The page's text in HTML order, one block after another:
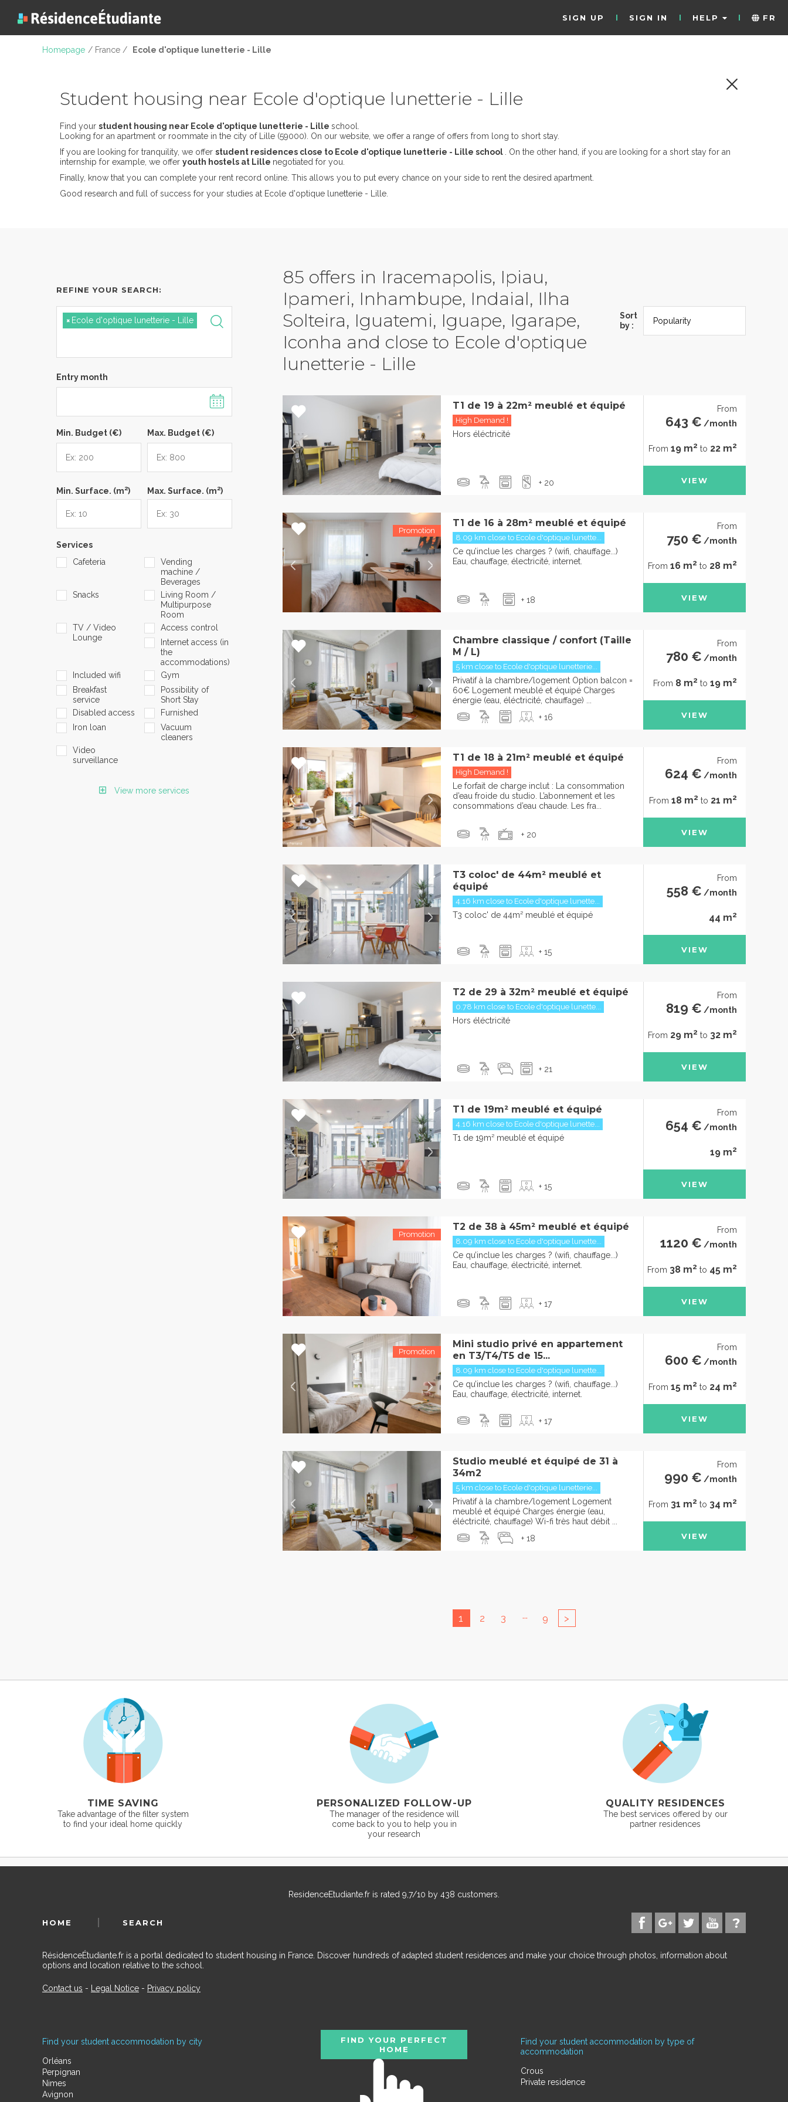
SIGN UP SIGN IN HELP FR
Homepage / France / Ecole d'optique lunetterie - Lille
Student housing near Ecole d'optique lunetterie - Lille
Find your student housing near Ecole d'optique lunetterie - Lille school.
Looking for an apartment or roommate in the city of Lille (59000). On our website, we offer a range of offers from long to short stay.
If you are looking for tranquility, we offer student residences close to Ecole d'optique lunetterie - Lille school
. On the other hand, if you are looking for a short stay for an
internship for example, we offer youth hostels at Lille negotiated for you.
Finally, know that you can complete your rent record online. This allows you to put every chance on your side to rent the desired apartment.
Good research and full of success for your studies at Ecole d'optique lunetterie - Lille.
85 offers in Iracemapolis, Ipiau,
Ipameri, Inhambupe, Indaial, Ilha
Solteira, Iguatemi, Iguape, Igarape,
Iconha and close to Ecole d'optique
lunetterie - Lille
Sort
by :
T1 de 19 à 22m² meublé et équipé
High Demand !
Hors éléctricité
+ 20
From
643 € /month
From 19 m2 to 22 m2
VIEW
T1 de 16 à 28m² meublé et équipé
8.09 km close to Ecole d'optique lunette...
Ce qu’inclue les charges ? (wifi, chauffage...)
Eau, chauffage, électricité, internet.
+ 18
From
750 € /month
From 16 m2 to 28 m2
VIEW
Chambre classique / confort (Taille
M / L)
5 km close to Ecole d'optique lunetterie...
Privatif à la chambre/logement Option balcon =
60€ Logement meublé et équipé Charges
énergie (eau, éléctricité, chauffage) ...
+ 16
From
780 € /month
From 8 m2 to 19 m2
VIEW
T1 de 18 à 21m² meublé et équipé
High Demand !
Le forfait de charge inclut : La consommation
d’eau froide du studio. L’abonnement et les
consommations d’eau chaude. Les fra...
+ 20
From
624 € /month
From 18 m2 to 21 m2
VIEW
T3 coloc' de 44m² meublé et
équipé
4.16 km close to Ecole d'optique lunette...
T3 coloc' de 44m² meublé et équipé
+ 15
From
558 € /month
44 m2
VIEW
T2 de 29 à 32m² meublé et équipé
0.78 km close to Ecole d'optique lunette...
Hors éléctricité
+ 21
From
819 € /month
From 29 m2 to 32 m2
VIEW
T1 de 19m² meublé et équipé
4.16 km close to Ecole d'optique lunette...
T1 de 19m² meublé et équipé
+ 15
From
654 € /month
19 m2
VIEW
T2 de 38 à 45m² meublé et équipé
8.09 km close to Ecole d'optique lunette...
Ce qu’inclue les charges ? (wifi, chauffage...)
Eau, chauffage, électricité, internet.
+ 17
From
1120 € /month
From 38 m2 to 45 m2
VIEW
Mini studio privé en appartement
en T3/T4/T5 de 15...
8.09 km close to Ecole d'optique lunette...
Ce qu’inclue les charges ? (wifi, chauffage...)
Eau, chauffage, électricité, internet.
+ 17
From
600 € /month
From 15 m2 to 24 m2
VIEW
Studio meublé et équipé de 31 à
34m2
5 km close to Ecole d'optique lunetterie...
Privatif à la chambre/logement Logement
meublé et équipé Charges énergie (eau,
éléctricité, chauffage) Wi-fi très haut débit ...
+ 18
From
990 € /month
From 31 m2 to 34 m2
VIEW
1 2 3 ... 9 >
REFINE YOUR SEARCH:
× Ecole d'optique lunetterie - Lille
Entry month
Min. Budget (€) Max. Budget (€)
Min. Surface. (m2) Max. Surface. (m2)
Services
Cafeteria
Vending
machine /
Beverages
Snacks
Living Room /
Multipurpose
Room
TV / Video
Lounge
Access control
Internet access (in
the
accommodations)
Included wifi
Gym
Breakfast
service
Possibility of
Short Stay
Disabled access
Furnished
Iron loan
Vacuum
cleaners
Video
surveillance
View more services
TIME SAVING
Take advantage of the filter system
to find your ideal home quickly
PERSONALIZED FOLLOW-UP
The manager of the residence will
come back to you to help you in
your research
QUALITY RESIDENCES
The best services offered by our
partner residences
ResidenceEtudiante.fr is rated 9,7/10 by 438 customers.
HOME SEARCH
RésidenceÉtudiante.fr is a portal dedicated to student housing in France. Discover hundreds of adapted student residences and make your choice through photos, information about
options and location relative to the school.
Contact us - Legal Notice - Privacy policy
Find your student accommodation by city
Orléans
Perpignan
Nimes
Avignon
Find your student accommodation by type of
accommodation
Crous
Private residence
FIND YOUR PERFECT
HOME